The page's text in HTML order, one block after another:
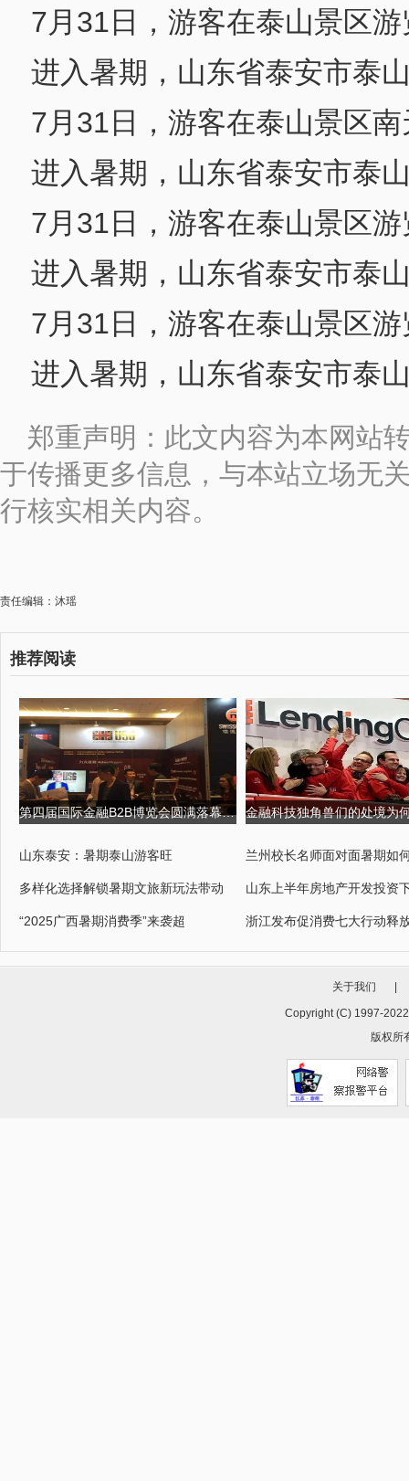
7月31日，游客在泰山景区游
进入暑期，山东省泰安市泰
7月31日，游客在泰山景区
进入暑期，山东省泰安市泰
7月31日，游客在泰山景区游
进入暑期，山东省泰安市泰
7月31日，游客在泰山景区游
进入暑期，山东省泰安市泰
郑重声明：此文内容为本网站
于传播更多信息，与本站立场无
行核实相关内容。
责任编辑：沐瑶
推荐阅读
第四届国际金融B2B博览会圆满落幕,USGFX大放异彩 第四届京剧票友大
山东泰安：暑期泰山游客旺 兰州校长名师面对面暑期如
多样化选择解锁暑期文旅新玩法带动 山东上半年房地产开发投资
“2025广西暑期消费季”来袭超 浙江发布促消费七大行动释
关于我们
Copyright (C) 1997-
版权所